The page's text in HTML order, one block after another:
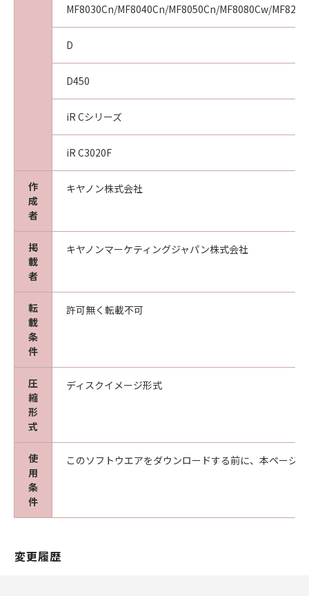
お客様は、「許諾ソフトウェア」を、各種法令
等に違反する行為または公序良俗に反する行為
のために利用することはできません。また、第
三者にこのような行為をさせてはなりません。
コンテンツ、暴力団関係等と関連する目的で利
用することはできません。また、第三者にこの
お客様は、「コンテンツデータ」に関するキヤ
ノンまたはキヤノンのライセンサーの著作権、
肖像権、商標権その他の権利を侵害する方法で
「コンテンツデータ」を利用することはできま
せん。また、第三者にこのような行為をさせて
はなりません。
(8)
お客様は、「コンテンツデータ」の全部または
一部を自らまたは第三者のために商標、商号、
サービスマークその他の商品表示に利用し、登
記し、または登録することはできません。ま
た、第三者にこのような行為をさせてはなりま
せん。
(9)
お客様は、「コンテンツデータ」を、キヤノ
ン、キヤノンの子会社、もしくはキヤノンのラ
イセンサーのイメージを損なう行為のために利
用すること、またはその他キヤノンが不適切と
判断する目的で利用することはできません。ま
た、第三者にこのような行為をさせてはなりま
せん。
３．情報送信および利用の承諾
してインターネットを通じてキヤノンまたはキ
MF8030Cn/MF8040Cn/MF8050Cn/MF8080Cw/
D
D450
iR Cシリーズ
iR C3020F
作
成
者
キヤノン株式会社
掲
載
者
キヤノンマーケティングジャパン株式会社
転
載
条
件
許可無く転載不可
圧
縮
形
式
ディスクイメージ形式
使
用
条
件
このソフトウエアをダウンロードする前に、本ページ
変更履歴